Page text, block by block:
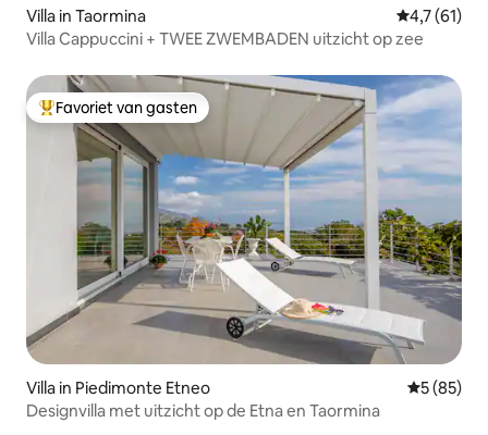
Villa in Taormina
4,7 (61)
Villa Cappuccini + TWEE ZWEMBADEN uitzicht op zee
Topfavoriet van gasten
Favoriet van gasten
Villa in Piedimonte Etneo
5 (85)
Designvilla met uitzicht op de Etna en Taormina